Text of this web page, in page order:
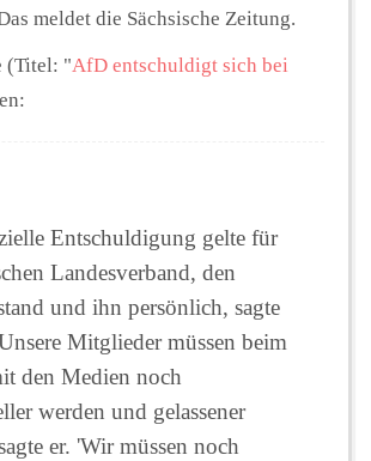
Beiträge
Unterstützen
meldet die Sächsische Zeitung.
(Titel: "AfD entschuldigt sich bei
Entschuldigung gelte für
Landesverband, den
und ihn persönlich, sagte
Mitglieder müssen beim
den Medien noch
werden und gelassener
er. 'Wir müssen noch